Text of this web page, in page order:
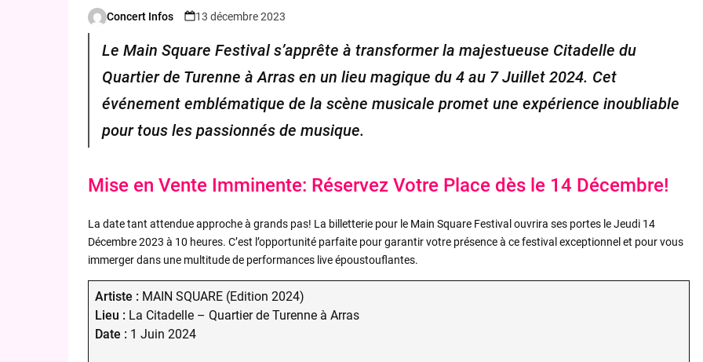
Posted
Concert Infos 13 décembre 2023
Le Main Square Festival s’apprête à transformer la majestueuse Citadelle du
Quartier de Turenne à Arras en un lieu magique du 4 au 7 Juillet 2024. Cet
événement emblématique de la scène musicale promet une expérience inoubliable
pour tous les passionnés de musique.
Mise en Vente Imminente: Réservez Votre Place dès le 14 Décembre!
La date tant attendue approche à grands pas! La billetterie pour le Main Square Festival ouvrira ses portes le Jeudi 14
Décembre 2023 à 10 heures. C’est l’opportunité parfaite pour garantir votre présence à ce festival exceptionnel et pour vous
immerger dans une multitude de performances live époustouflantes.
Artiste : MAIN SQUARE (Edition 2024)
Lieu : La Citadelle – Quartier de Turenne à Arras
Date : 1 Juin 2024